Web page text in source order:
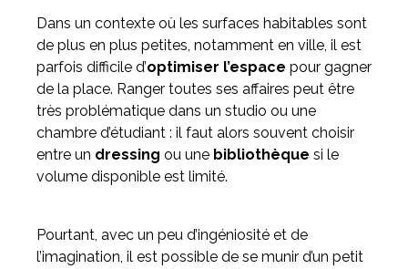
Inspirez-vous du catalogue
Personnalisez nos modèles pour créer le meuble qui vous
ressemble.
Dans un contexte où les surfaces habitables sont
de plus en plus petites, notamment en ville, il est
parfois difficile d’optimiser l’espace pour gagner
de la place. Ranger toutes ses affaires peut être
très problématique dans un studio ou une
chambre d’étudiant : il faut alors souvent choisir
entre un dressing ou une bibliothèque si le
volume disponible est limité.
Pourtant, avec un peu d’ingéniosité et de
l’imagination, il est possible de se munir d’un petit